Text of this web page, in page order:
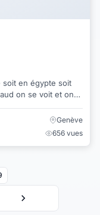
soit en égypte soit
on se voit et on
Genève
656 vues